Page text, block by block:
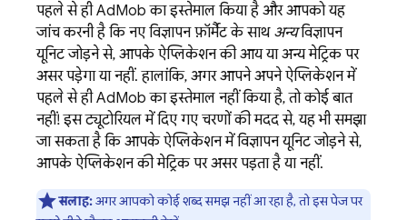
पहले से हीAdMob का इस्तेमाल किया है और आपको यह
जांच करनी है कि नए विज्ञापन फ़ॉर्मैट के साथ अन्यविज्ञापन
यूनिट जोड़ने से, आपके ऐप्लिकेशन की आय या अन्य मेट्रिक पर
असर पड़ेगा या नहीं. हालांकि, अगर आपने अपने ऐप्लिकेशन में
पहले से हीAdMob का इस्तेमाल नहीं किया है, तो कोई बात
नहीं! इस ट्यूटोरियल में दिए गए चरणों की मदद से, यह भी समझा
जा सकता है कि आपके ऐप्लिकेशन में विज्ञापन यूनिट जोड़ने से,
आपके ऐप्लिकेशन की मेट्रिक पर असर पड़ता है या नहीं.
सलाह:अगर आपको कोई शब्द समझ नहीं आ रहा है, तो इस पेज पर